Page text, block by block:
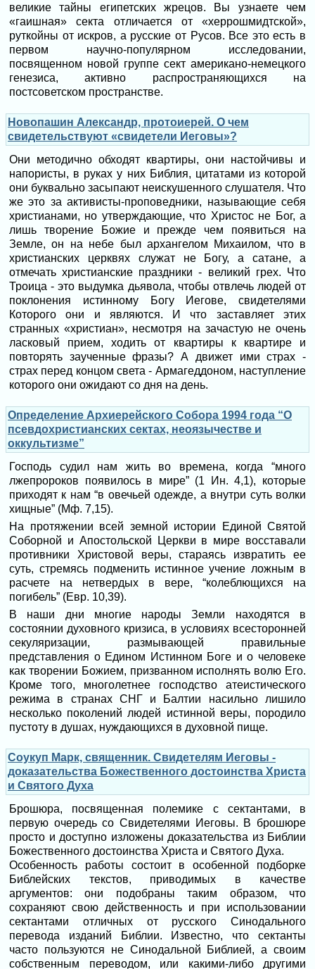
великие тайны египетских жрецов. Вы узнаете чем
«гаишная» секта отличается от «херрошмидтской»,
руткойны от искров, а русские от Русов. Все это есть в
первом научно-популярном исследовании,
посвященном новой группе сект американо-немецкого
генезиса, активно распространяющихся на
постсоветском пространстве.
Новопашин Александр, протоиерей. О чем
свидетельствуют «свидетели Иеговы»?
Они методично обходят квартиры, они настойчивы и
напористы, в руках у них Библия, цитатами из которой
они буквально засыпают неискушенного слушателя. Что
же это за активисты-проповедники, называющие себя
христианами, но утверждающие, что Христос не Бог, а
лишь творение Божие и прежде чем появиться на
Земле, он на небе был архангелом Михаилом, что в
христианских церквях служат не Богу, а сатане, а
отмечать христианские праздники - великий грех. Что
Троица - это выдумка дьявола, чтобы отвлечь людей от
поклонения истинному Богу Иегове, свидетелями
Которого они и являются. И что заставляет этих
странных «христиан», несмотря на зачастую не очень
ласковый прием, ходить от квартиры к квартире и
повторять заученные фразы? А движет ими страх -
страх перед концом света - Армагеддоном, наступление
которого они ожидают со дня на день.
Определение Архиерейского Собора 1994 года “О
псевдохристианских сектах, неоязычестве и
оккультизме”
Господь судил нам жить во времена, когда “много
лжепророков появилось в мире” (1 Ин. 4,1), которые
приходят к нам “в овечьей одежде, а внутри суть волки
хищные” (Мф. 7,15).
На протяжении всей земной истории Единой Святой
Соборной и Апостольской Церкви в мире восставали
противники Христовой веры, стараясь извратить ее
суть, стремясь подменить истинное учение ложным в
расчете на нетвердых в вере, “колеблющихся на
погибель” (Евр. 10,39).
В наши дни многие народы Земли находятся в
состоянии духовного кризиса, в условиях всесторонней
секуляризации, размывающей правильные
представления о Едином Истинном Боге и о человеке
как творении Божием, призванном исполнять волю Его.
Кроме того, многолетнее господство атеистического
режима в странах СНГ и Балтии насильно лишило
несколько поколений людей истинной веры, породило
пустоту в душах, нуждающихся в духовной пище.
Соукуп Марк, священник. Свидетелям Иеговы -
доказательства Божественного достоинства Христа
и Святого Духа
Брошюра, посвященная полемике с сектантами, в
первую очередь со Свидетелями Иеговы. В брошюре
просто и доступно изложены доказательства из Библии
Божественного достоинства Христа и Святого Духа.
Особенность работы состоит в особенной подборке
Библейских текстов, приводимых в качестве
аргументов: они подобраны таким образом, что
сохраняют свою действенность и при использовании
сектантами отличных от русского Синодального
перевода изданий Библии. Известно, что сектанты
часто пользуются не Синодальной Библией, а своим
собственным переводом, или какими-либо другими